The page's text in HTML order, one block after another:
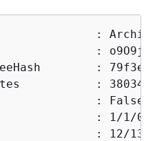
:
: o9O9j...X-
:
: 38034480
: False
: 1/1/0001
: 12/13/